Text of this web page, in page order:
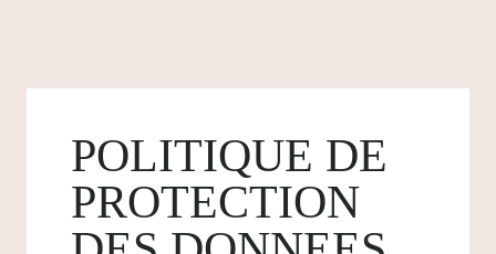
POLITIQUE DE
PROTECTION